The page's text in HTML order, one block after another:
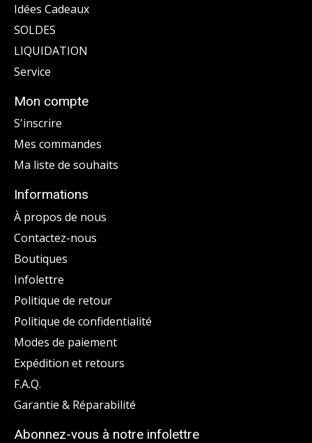
Idées Cadeaux
SOLDES
LIQUIDATION
Service
Mon compte
S'inscrire
Mes commandes
Ma liste de souhaits
Informations
À propos de nous
Contactez-nous
Boutiques
Infolettre
Politique de retour
Politique de confidentialité
Modes de paiement
Expédition et retours
F.A.Q.
Garantie & Réparabilité
Abonnez-vous à notre infolettre